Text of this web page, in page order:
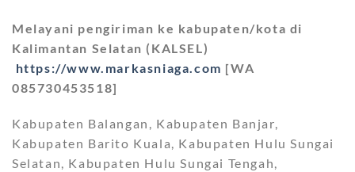
Melayani pengiriman ke kabupaten/kota di
Kalimantan Selatan (KALSEL)
https://www.markasniaga.com [WA
085730453518]
Kabupaten Balangan, Kabupaten Banjar,
Kabupaten Barito Kuala, Kabupaten Hulu Sungai
Selatan, Kabupaten Hulu Sungai Tengah,